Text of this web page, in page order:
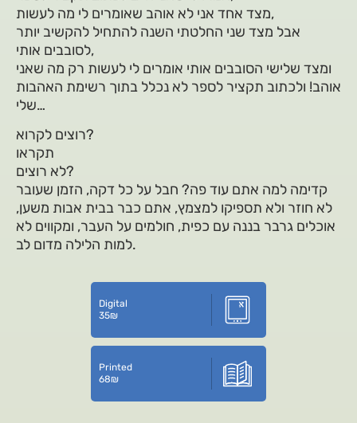
מצד אחד אני לא אוהב שאומרים לי מה לעשות,
אבל מצד שני החלטתי השנה להתחיל להקשיב יותר
לסובבים אותי,
ומצד שלישי הסובבים אותי אומרים לי לעשות רק מה שאני
אוהב! ולכתוב תקציר לספר לא נכלל בתוך רשימת האהבות
שלי…
רוצים לקרוא?
תקראו
לא רוצים?
קדימה למה אתם עוד פה? חבל על כל דקה, הזמן שעובר
לא חוזר ולא תספיקו למצמץ, אתם כבר בבית אבות משען,
אוכלים גרבר בננה עם כפית, חולמים על העבר, ומקווים לא
למות הלילה מדום לב.
Digital
35₪
Printed
68₪